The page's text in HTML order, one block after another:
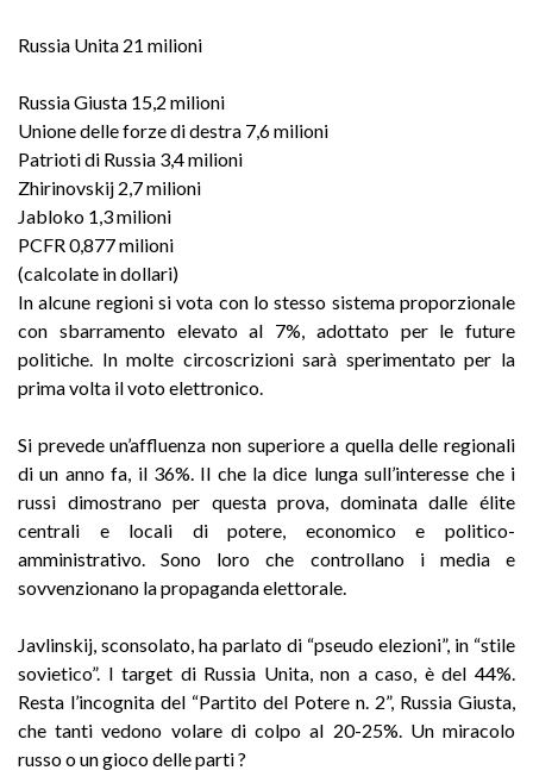
Russia Unita 21 milioni
Russia Giusta 15,2 milioni
Unione delle forze di destra 7,6 milioni
Patrioti di Russia 3,4 milioni
Zhirinovskij 2,7 milioni
Jabloko 1,3 milioni
PCFR 0,877 milioni
(calcolate in dollari)
In alcune regioni si vota con lo stesso sistema proporzionale
con sbarramento elevato al 7%, adottato per le future
politiche. In molte circoscrizioni sarà sperimentato per la
prima volta il voto elettronico.
Si prevede un’affluenza non superiore a quella delle regionali
di un anno fa, il 36%. Il che la dice lunga sull’interesse che i
russi dimostrano per questa prova, dominata dalle élite
centrali e locali di potere, economico e politico-
amministrativo. Sono loro che controllano i media e
sovvenzionano la propaganda elettorale.
Javlinskij, sconsolato, ha parlato di “pseudo elezioni”, in “stile
sovietico”. I target di Russia Unita, non a caso, è del 44%.
Resta l’incognita del “Partito del Potere n. 2”, Russia Giusta,
che tanti vedono volare di colpo al 20-25%. Un miracolo
russo o un gioco delle parti ?